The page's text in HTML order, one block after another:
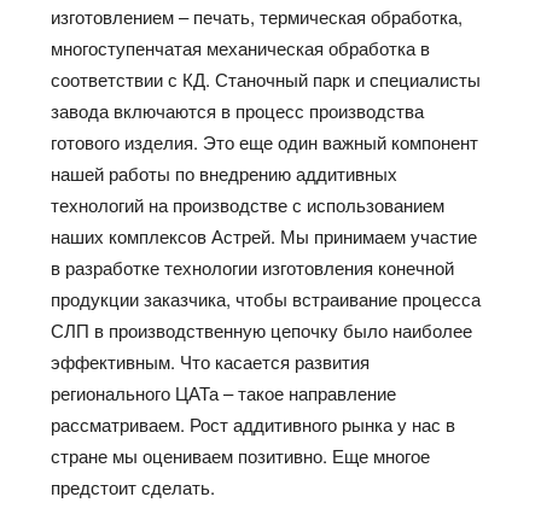
изготовлением – печать, термическая обработка,
многоступенчатая механическая обработка в
соответствии с КД. Станочный парк и специалисты
завода включаются в процесс производства
готового изделия. Это еще один важный компонент
нашей работы по внедрению аддитивных
технологий на производстве с использованием
наших комплексов Астрей. Мы принимаем участие
в разработке технологии изготовления конечной
продукции заказчика, чтобы встраивание процесса
СЛП в производственную цепочку было наиболее
эффективным. Что касается развития
регионального ЦАТа – такое направление
рассматриваем. Рост аддитивного рынка у нас в
стране мы оцениваем позитивно. Еще многое
предстоит сделать.